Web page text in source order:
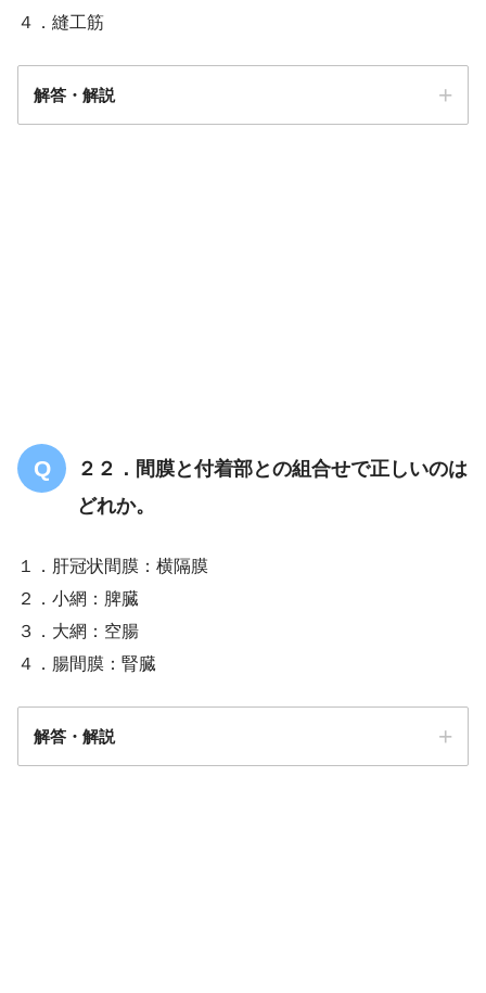
４．縫工筋
解答・解説
２２．間膜と付着部との組合せで正しいのは
どれか。
１．肝冠状間膜：横隔膜
２．小網：脾臓
３．大網：空腸
４．腸間膜：腎臓
解答・解説